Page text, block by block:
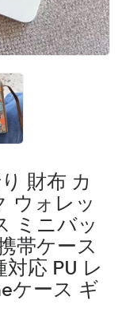
財布 カ
ウォレッ
ミニバッ
帯ケース
応 PU レ
ケース ギ